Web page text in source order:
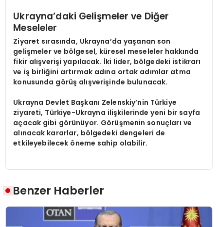
Ukrayna’daki Gelişmeler ve Diğer
Meseleler
Ziyaret sırasında, Ukrayna’da yaşanan son
gelişmeler ve bölgesel, küresel meseleler hakkında
fikir alışverişi yapılacak. İki lider, bölgedeki istikrarı
ve iş birliğini artırmak adına ortak adımlar atma
konusunda görüş alışverişinde bulunacak.
Ukrayna Devlet Başkanı Zelenskiy’nin Türkiye
ziyareti, Türkiye-Ukrayna ilişkilerinde yeni bir sayfa
açacak gibi görünüyor. Görüşmenin sonuçları ve
alınacak kararlar, bölgedeki dengeleri de
etkileyebilecek öneme sahip olabilir.
Benzer Haberler